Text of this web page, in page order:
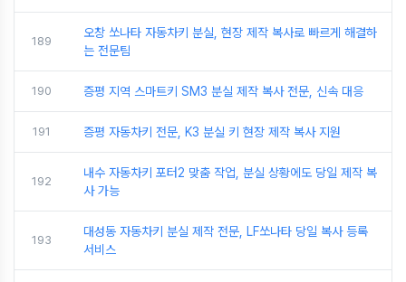
189
오창 쏘나타 자동차키 분실, 현장 제작 복사로 빠르게 해결하
는 전문팀
190 증평 지역 스마트키 SM3 분실 제작 복사 전문, 신속 대응
191 증평 자동차키 전문, K3 분실 키 현장 제작 복사 지원
192
내수 자동차키 포터2 맞춤 작업, 분실 상황에도 당일 제작 복
사 가능
193
대성동 자동차키 분실 제작 전문, LF쏘나타 당일 복사 등록
서비스